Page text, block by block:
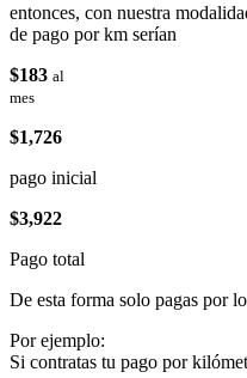
entonces, con nuestra
de pago por km serían
$183 al
mes
$1,726
pago inicial
$3,922
Pago total
De esta forma solo pagas por
Por ejemplo:
Si contratas tu pago por